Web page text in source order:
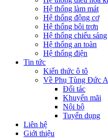
Hệ thống làm mát
Hệ thống động cơ
Hệ thống bôi trơn
Hệ thống chiếu sáng
Hệ thống an toàn
Hệ thống điện
Tin tức
Kiến thức ô tô
Về Phụ Tùng Đức
Đối tác
Khuyến mãi
Nội bộ
Tuyển dụng
Liên hệ
Giới thiệu